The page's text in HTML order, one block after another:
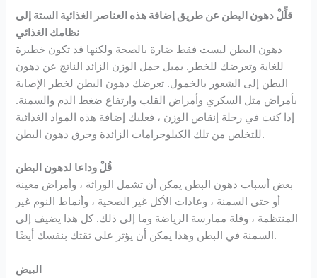
قلِّلْ دهون البطن عن طريق إضافة هذه العناصر الغذائية الستة إلى
نظامك الغذائي
دهون البطن ليست فقط ضارة بالصحة ولكنها قد تكون خطيرة
للغاية وتعرضك للخطر. يميل حمل الوزن الزائد الناتج عن دهون
البطن إلى الشعور بالخمول. تعرضك دهون البطن لخطر الإصابة
بأمراض مثل السكري وأمراض القلب وارتفاع ضغط الدم والسمنة.
إذا كنت في رحلة إنقاص الوزن ، فعليك إضافة هذه المواد الغذائية
للتخلص من تلك الكيلوجرامات الزائدة وحرق دهون البطن.
قُلْ وداعا لدهون البطن
بعض أسباب دهون البطن يمكن أن تشمل الوراثة ، وأمراض معينة
أو حتى السمنة ، وعادات الأكل غير الصحية ، وأنماط النوم غير
المنتظمة ، وقلة ممارسة الرياضة وما إلى ذلك. كل هذا يضيف إلى
السمنة في البطن وهذا يمكن أن يؤثر على ثقتك بنفسك أيضًا.
البيض